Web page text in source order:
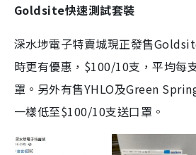
Goldsite快速測試套裝
深水埗電子特賣城現正發售
時更有優惠，$100/10支，平均每
罩。另外有售YHLO及Green
一樣低至$100/10支送口罩。